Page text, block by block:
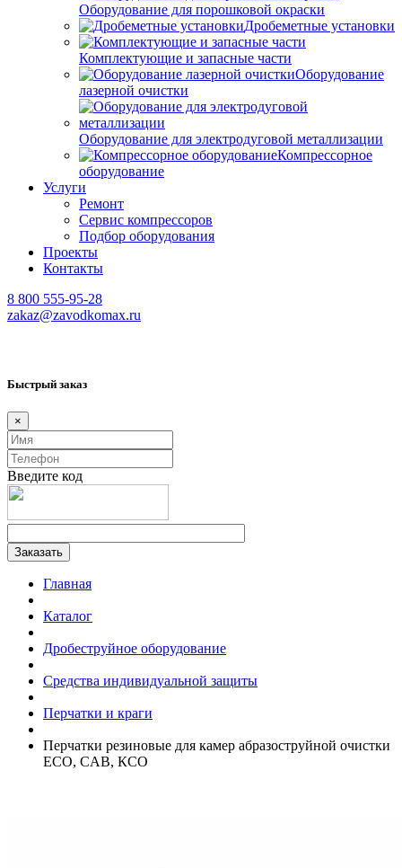
Оборудование для порошковой окраски
Дробеметные установки
Комплектующие и запасные части
Оборудование
лазерной очистки
Оборудование для электродуговой металлизации
Компрессорное
оборудование
Услуги
Ремонт
Сервис компрессоров
Подбор оборудования
Проекты
Контакты
8 800 555-95-28
zakaz@zavodkomax.ru
Быстрый заказ
×
Введите код
Главная
Каталог
Дробеструйное оборудование
Средства индивидуальной защиты
Перчатки и краги
Перчатки резиновые для камер абразоструйной очистки
ECO, CAB, КСО